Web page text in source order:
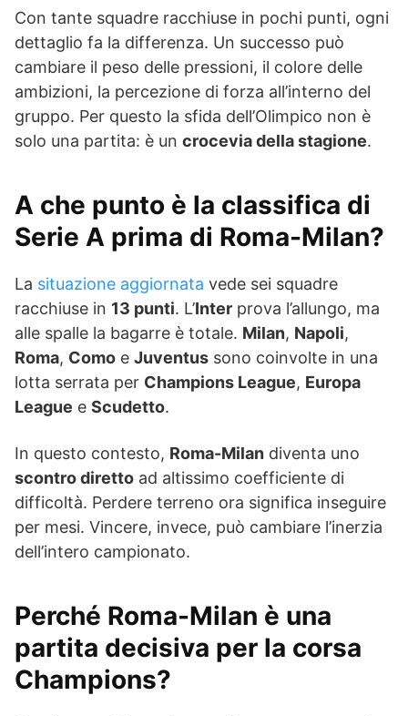
Con tante squadre racchiuse in pochi punti, ogni
dettaglio fa la differenza. Un successo può
cambiare il peso delle pressioni, il colore delle
ambizioni, la percezione di forza all’interno del
gruppo. Per questo la sfida dell’Olimpico non è
solo una partita: è un crocevia della stagione.
A che punto è la classifica di
Serie A prima di Roma-Milan?
La situazione aggiornata vede sei squadre
racchiuse in 13 punti. L’Inter prova l’allungo, ma
alle spalle la bagarre è totale. Milan, Napoli,
Roma, Como e Juventus sono coinvolte in una
lotta serrata per Champions League, Europa
League e Scudetto.
In questo contesto, Roma-Milan diventa uno
scontro diretto ad altissimo coefficiente di
difficoltà. Perdere terreno ora significa inseguire
per mesi. Vincere, invece, può cambiare l’inerzia
dell’intero campionato.
Perché Roma-Milan è una
partita decisiva per la corsa
Champions?